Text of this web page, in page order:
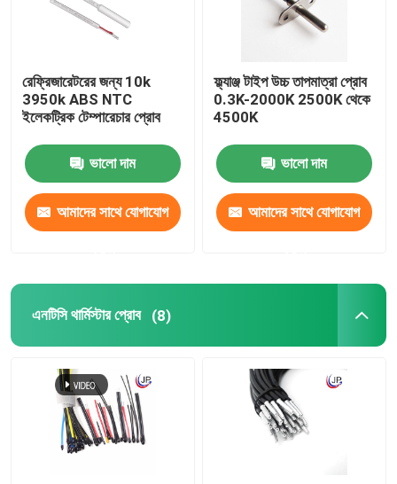
রেফ্রিজারেটরের জন্য 10k
3950k ABS NTC
ইলেকট্রিক টেম্পারেচার প্রোব
ভালো দাম
আমাদের সাথে যোগাযোগ
ফ্ল্যাঞ্জ টাইপ উচ্চ তাপমাত্রা প্রোব
0.3K-2000K 2500K থেকে
4500K
ভালো দাম
আমাদের সাথে যোগাযোগ
এনটিসি থার্মিস্টার প্রোব (8)